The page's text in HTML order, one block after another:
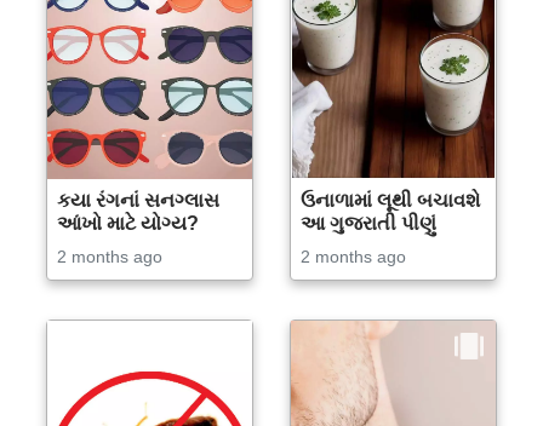
કયા રંગનાં સનગ્લાસ
આંખો માટે યોગ્ય?
2 months ago
ઉનાળામાં લૂથી બચાવશે
આ ગુજરાતી પીણું
2 months ago